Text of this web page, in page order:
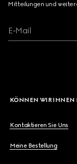
Mitteilungen und
E-Mail
KÖNNEN WIR IHNEN
Kontaktieren Sie Uns
Meine Bestellung